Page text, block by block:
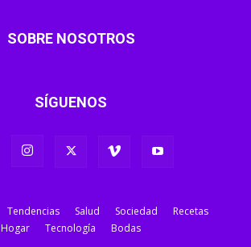
SOBRE NOSOTROS
SÍGUENOS
Tendencias Salud Sociedad
Recetas
Hogar
Tecnología Bodas